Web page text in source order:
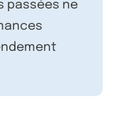
passées ne